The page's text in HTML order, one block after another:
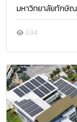
มหาวิทยาลัยทักษิ
594